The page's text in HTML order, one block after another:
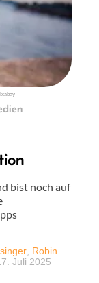
bist noch auf
Robin
Juli 2025